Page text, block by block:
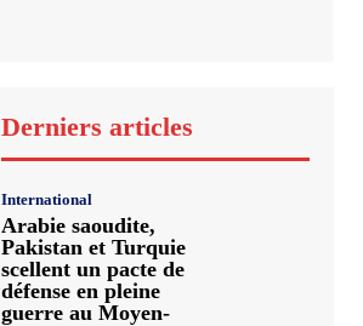
Derniers articles
International
Arabie saoudite,
Pakistan et Turquie
scellent un pacte de
défense en pleine
guerre au Moyen-